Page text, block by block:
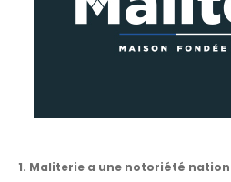
1. Maliterie a une notoriété